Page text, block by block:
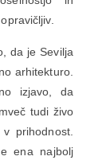
da je Sevilja
arhitekturo.
izjavo, da
tudi živo
prihodnost.
ena najbolj